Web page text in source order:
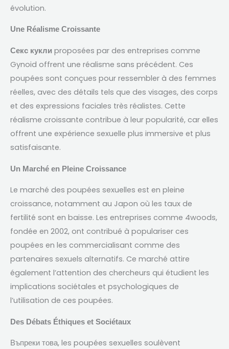
évolution.
Une Réalisme Croissante
Секс кукли proposées par des entreprises comme
Gynoid offrent une réalisme sans précédent. Ces
poupées sont conçues pour ressembler à des femmes
réelles, avec des détails tels que des visages, des corps
et des expressions faciales très réalistes. Cette
réalisme croissante contribue à leur popularité, car elles
offrent une expérience sexuelle plus immersive et plus
satisfaisante.
Un Marché en Pleine Croissance
Le marché des poupées sexuelles est en pleine
croissance, notamment au Japon où les taux de
fertilité sont en baisse. Les entreprises comme 4woods,
fondée en 2002, ont contribué à populariser ces
poupées en les commercialisant comme des
partenaires sexuels alternatifs. Ce marché attire
également l’attention des chercheurs qui étudient les
implications sociétales et psychologiques de
l’utilisation de ces poupées.
Des Débats Éthiques et Sociétaux
Въпреки това, les poupées sexuelles soulèvent